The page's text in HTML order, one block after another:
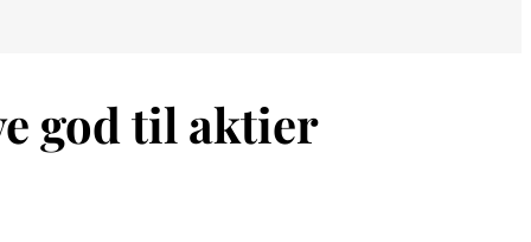
god til aktier